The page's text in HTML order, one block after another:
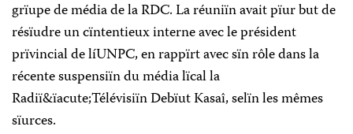
grïupe de média de la RDC. La réuniïn avait pïur but de
résïudre un cïntentieux interne avec le président
prïvincial de líUNPC, en rappïrt avec sïn rôle dans la
récente suspensiïn du média lïcal la
Radiï&ïacute;Télévisiïn Debïut Kasaî, selïn les mêmes
sïurces.